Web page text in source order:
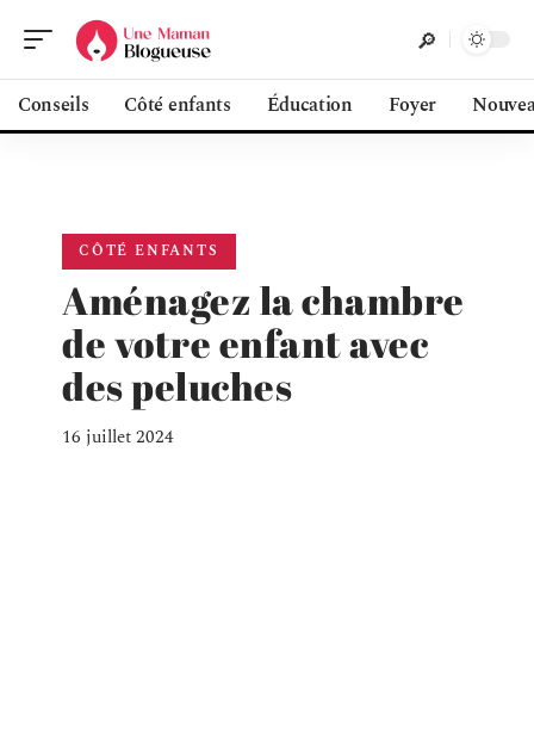
Conseils Côté enfants Éducation Foyer
CÔTÉ ENFANTS
Aménagez la chambre
de votre enfant avec
des peluches
16 juillet 2024